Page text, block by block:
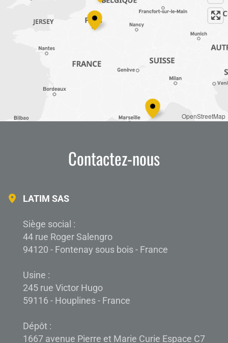
OpenStreetMap
Contactez-nous
LATIM SAS
Siège social :
44 rue Roger Salengro
94120 - Fontenay sous bois - France
Usine :
245 rue Victor Hugo
59116 - Houplines - France
Dépôt :
1667 avenue Pierre et Marie Curie Espace C7